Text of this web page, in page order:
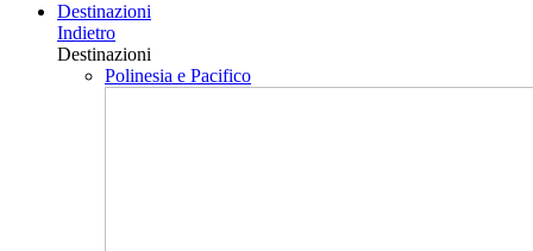
Destinazioni
Indietro
Destinazioni
Polinesia e Pacifico